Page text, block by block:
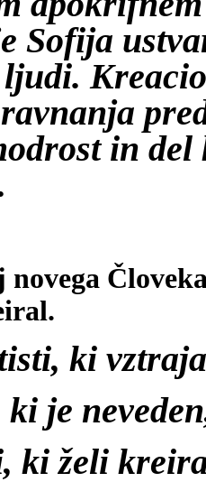
Sofija
in
ki vztraja
je neveden
ki želi